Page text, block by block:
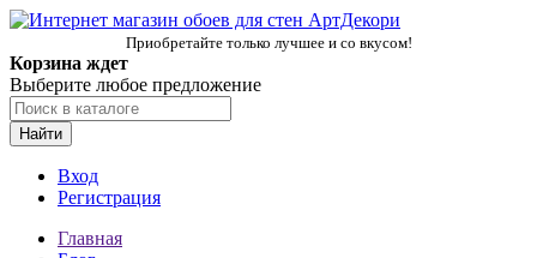
Приобретайте только лучшее и со вкусом!
Корзина ждет
Выберите любое предложение
Найти
Вход
Регистрация
Главная